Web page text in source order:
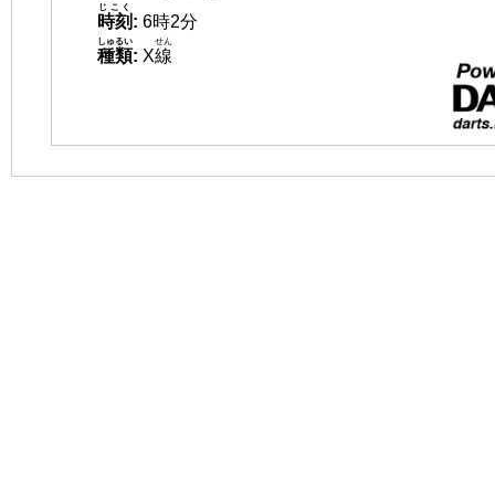
時刻
じこく
: 6時2分
種類
しゅるい
: X線
せん